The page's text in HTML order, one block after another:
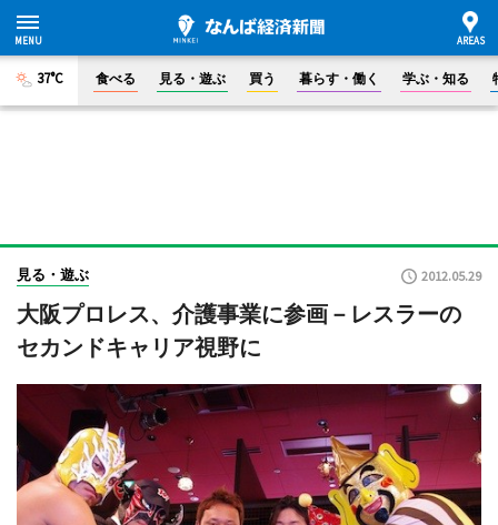
37°C 食べる 見る・遊ぶ 買う 暮らす・働く 学ぶ・知る
見る・遊ぶ 2012.05.29
大阪プロレス、介護事業に参画－レスラーの
セカンドキャリア視野に